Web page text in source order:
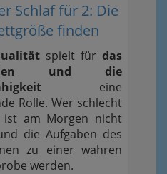
Schlaf für 2: Die
finden
spielt für das
und die
eine
Rolle. Wer schlecht
ist am Morgen nicht
die Aufgaben des
zu einer wahren
werden.